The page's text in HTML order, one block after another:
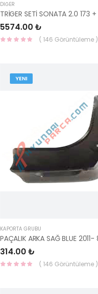
DIĞER
5574.00 ₺
( 146 Görüntüleme )
YENI
KAPORTA GRUBU
314.00 ₺
( 146 Görüntüleme )